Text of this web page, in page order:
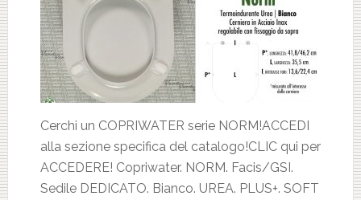
Cerchi un COPRIWATER serie NORM!ACCEDI
alla sezione specifica del catalogo!CLIC qui per
ACCEDERE! Copriwater. NORM. Facis/GSI.
Sedile DEDICATO. Bianco. UREA. PLUS+. SOFT